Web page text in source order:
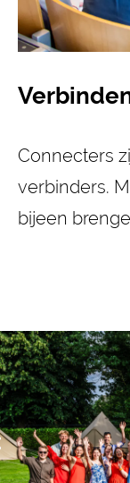
Connecters
verbinders.
bijeen